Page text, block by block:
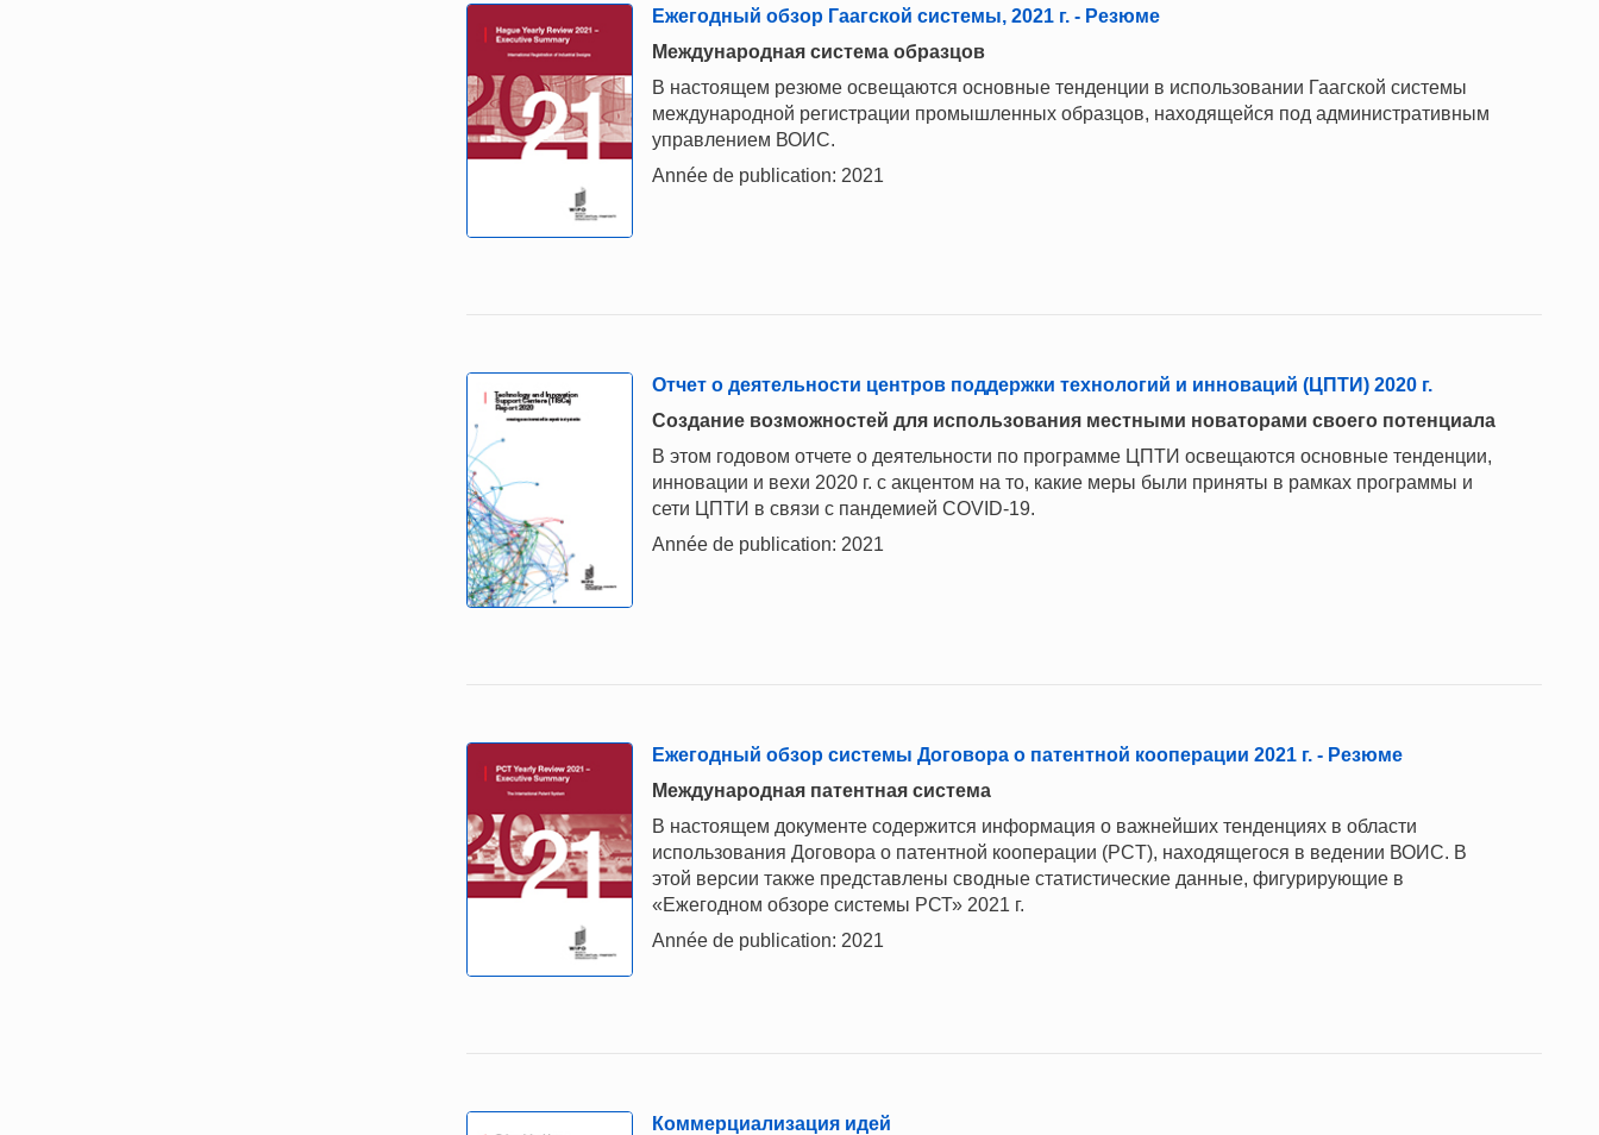
Ежегодный обзор Гаагской системы, 2021 г. - Резюме
Mеждународная система образцов
В настоящем резюме освещаются основные тенденции в использовании Гаагской системы
международной регистрации промышленных образцов, находящейся под административным
управлением ВОИС.
Année de publication: 2021
Отчет о деятельности центров поддержки технологий и инноваций (ЦПТИ) 2020 г.
Создание возможностей для использования местными новаторами своего потенциала
В этом годовом отчете о деятельности по программе ЦПТИ освещаются основные тенденции,
инновации и вехи 2020 г. с акцентом на то, какие меры были приняты в рамках программы и
сети ЦПТИ в связи с пандемией COVID-19.
Année de publication: 2021
Ежегодный обзор системы Договора о патентной кооперации 2021 г. - Резюме
Mеждународная патентная система
В настоящем документе содержится информация о важнейших тенденциях в области
использования Договора о патентной кооперации (PCT), находящегося в ведении ВОИС. В
этой версии также представлены сводные статистические данные, фигурирующие в
«Ежегодном обзоре системы РСТ» 2021 г.
Année de publication: 2021
Коммерциализация идей